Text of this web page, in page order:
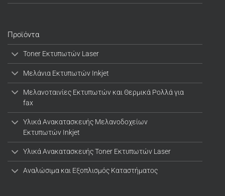
Προϊόντα
Toner Εκτυπωτών Laser
Μελάνια Εκτυπωτών Inkjet
Μελανοταινίες Εκτυπωτών και Θερμικά Ρολλά για
fax
Υλικά Ανακατασκευής Μελανοδοχείων
Εκτυπωτών Inkjet
Υλικά Ανακατασκευής Toner Εκτυπωτών Laser
Αναλώσιμα και Εξοπλισμός Καταστήματος